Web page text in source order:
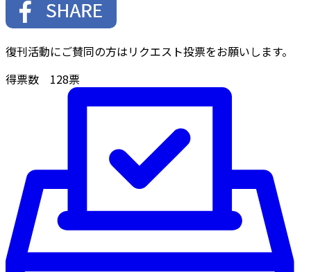
復刊活動にご賛同の方はリクエスト投票をお願いします。
得票数 128票